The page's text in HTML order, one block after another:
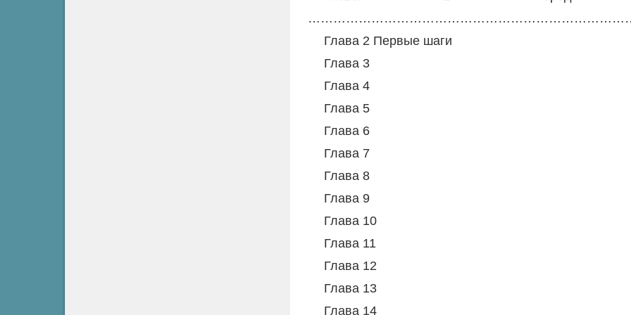
Глава 2 Первые шаги
Глава 3
Глава 4
Глава 5
Глава 6
Глава 7
Глава 8
Глава 9
Глава 10
Глава 11
Глава 12
Глава 13
Глава 14